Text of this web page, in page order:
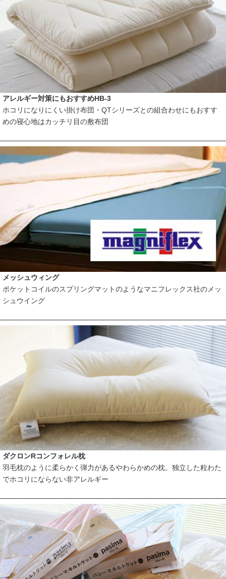
アレルギー対策にもおすすめHB-3
ホコリになりにくい掛け布団・QTシリーズとの組合わせにもおすす
めの寝心地はカッチリ目の敷布団
メッシュウィング
ポケットコイルのスプリングマットのようなマニフレックス社のメッ
シュウイング
ダクロンRコンフォレル枕
羽毛枕のように柔らかく弾力があるやわらかめの枕。独立した粒わた
でホコリにならない非アレルギー